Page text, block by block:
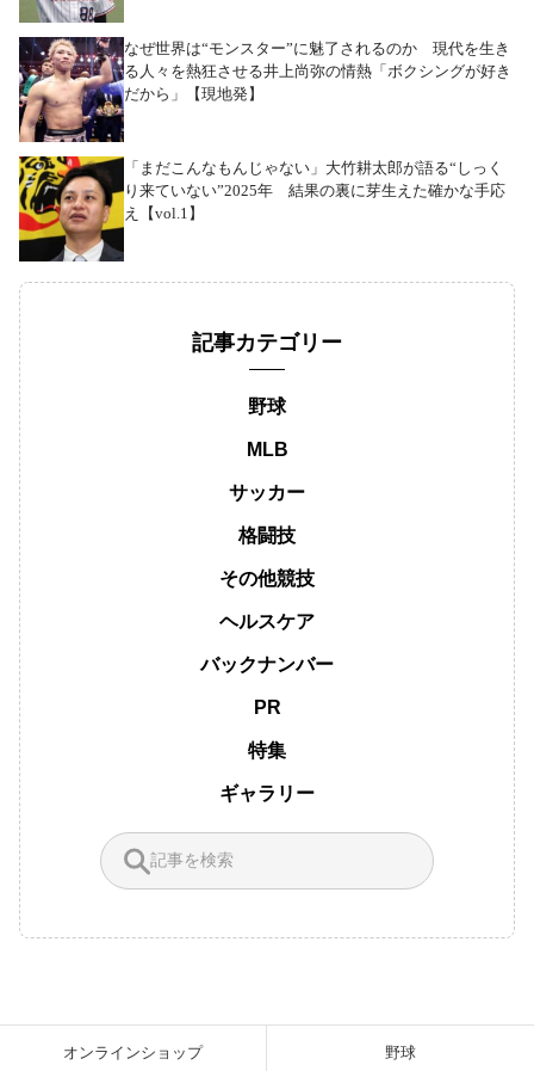
なぜ世界は“モンスター”に魅了されるのか 現代を生き
る人々を熱狂させる井上尚弥の情熱「ボクシングが好き
だから」【現地発】
「まだこんなもんじゃない」大竹耕太郎が語る“しっく
り来ていない”2025年 結果の裏に芽生えた確かな手応
え【vol.1】
記事カテゴリー
野球
MLB
サッカー
格闘技
その他競技
ヘルスケア
バックナンバー
PR
特集
ギャラリー
オンラインショップ 野球